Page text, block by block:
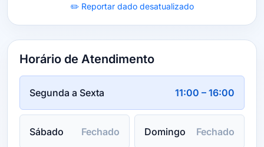
✏️ Reportar dado desatualizado
Horário de Atendimento
Segunda a Sexta 11:00 – 16:00
Sábado Fechado Domingo Fechado